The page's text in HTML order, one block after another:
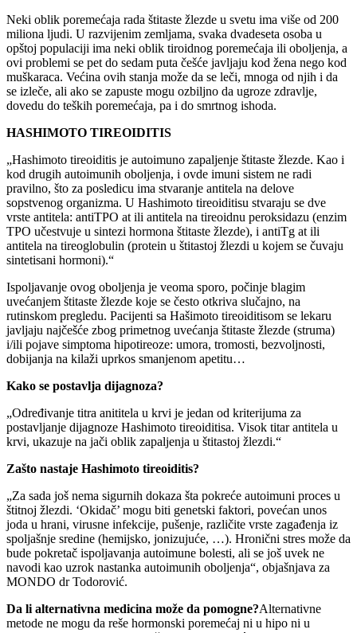
Neki oblik poremećaja rada štitaste žlezde u svetu ima više od 200
miliona ljudi. U razvijenim zemljama, svaka dvadeseta osoba u
opštoj populaciji ima neki oblik tiroidnog poremećaja ili oboljenja, a
ovi problemi se pet do sedam puta češće javljaju kod žena nego kod
muškaraca. Većina ovih stanja može da se leči, mnoga od njih i da
se izleče, ali ako se zapuste mogu ozbiljno da ugroze zdravlje,
dovedu do teških poremećaja, pa i do smrtnog ishoda.
HASHIMOTO TIREOIDITIS
„Hashimoto tireoiditis je autoimuno zapaljenje štitaste žlezde. Kao i
kod drugih autoimunih oboljenja, i ovde imuni sistem ne radi
pravilno, što za posledicu ima stvaranje antitela na delove
sopstvenog organizma. U Hashimoto tireoiditisu stvaraju se dve
vrste antitela: antiTPO at ili antitela na tireoidnu peroksidazu (enzim
TPO učestvuje u sintezi hormona štitaste žlezde), i antiTg at ili
antitela na tireoglobulin (protein u štitastoj žlezdi u kojem se čuvaju
sintetisani hormoni).“
Ispoljavanje ovog oboljenja je veoma sporo, počinje blagim
uvećanjem štitaste žlezde koje se često otkriva slučajno, na
rutinskom pregledu. Pacijenti sa Hašimoto tireoiditisom se lekaru
javljaju najčešće zbog primetnog uvećanja štitaste žlezde (struma)
i/ili pojave simptoma hipotireoze: umora, tromosti, bezvoljnosti,
dobijanja na kilaži uprkos smanjenom apetitu…
Kako se postavlja dijagnoza?
„Određivanje titra anititela u krvi je jedan od kriterijuma za
postavljanje dijagnoze Hashimoto tireoiditisa. Visok titar antitela u
krvi, ukazuje na jači oblik zapaljenja u štitastoj žlezdi.“
Zašto nastaje Hashimoto tireoiditis?
„Za sada još nema sigurnih dokaza šta pokreće autoimuni proces u
štitnoj žlezdi. ‘Okidač’ mogu biti genetski faktori, povećan unos
joda u hrani, virusne infekcije, pušenje, različite vrste zagađenja iz
spoljašnje sredine (hemijsko, jonizujuće, …). Hronični stres može da
bude pokretač ispoljavanja autoimune bolesti, ali se još uvek ne
navodi kao uzrok nastanka autoimunih oboljenja“, objašnjava za
MONDO dr Todorović.
Da li alternativna medicina može da pomogne?Alternativne
metode ne mogu da reše hormonski poremećaj ni u hipo ni u